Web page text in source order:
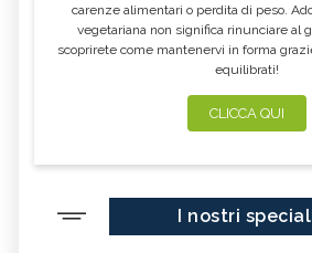
carenze alimentari o perdita di peso.
vegetariana non significa rinunciare al
scoprirete come mantenervi in forma
equilibrati!
CLICCA QUI
I nostri